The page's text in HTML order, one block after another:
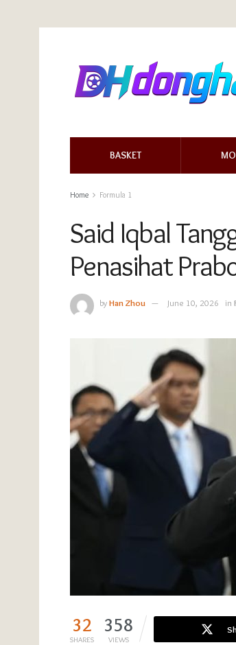
BASKET
Home Formula 1
Said Iqbal
Penasihat
byHan Zhou June 10, 2026 in
32
SHARES
358
VIEWS